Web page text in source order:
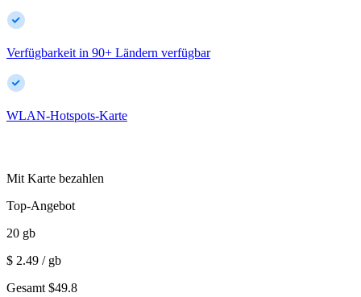
Verfügbarkeit in 90+ Ländern verfügbar
WLAN-Hotspots-Karte
Mit Karte bezahlen
Top-Angebot
20 gb
$ 2.49 / gb
Gesamt $49.8